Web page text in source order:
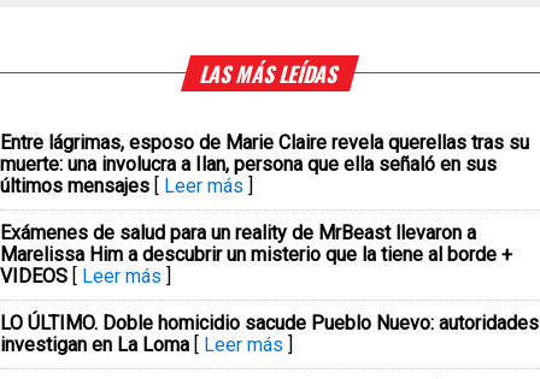
LAS MÁS LEÍDAS
Entre lágrimas, esposo de Marie Claire revela querellas tras su
muerte: una involucra a Ilan, persona que ella señaló en sus
últimos mensajes [ Leer más ]
Exámenes de salud para un reality de MrBeast llevaron a
Marelissa Him a descubrir un misterio que la tiene al borde +
VIDEOS [ Leer más ]
LO ÚLTIMO. Doble homicidio sacude Pueblo Nuevo: autoridades
investigan en La Loma [ Leer más ]